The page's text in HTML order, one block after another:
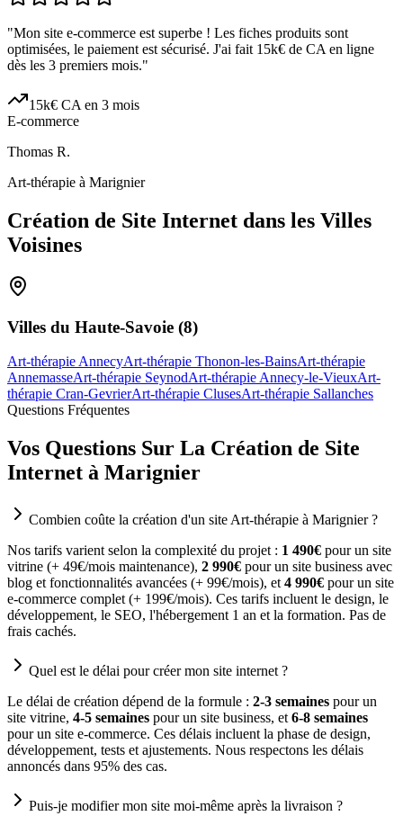
"Mon site e-commerce est superbe ! Les fiches produits sont
optimisées, le paiement est sécurisé. J'ai fait 15k€ de CA en ligne
dès les 3 premiers mois."
15k€ CA en 3 mois
E-commerce
Thomas R.
Art-thérapie à Marignier
Création de Site Internet dans les Villes
Voisines
Villes du Haute-Savoie (8)
Art-thérapie AnnecyArt-thérapie Thonon-les-BainsArt-thérapie
AnnemasseArt-thérapie SeynodArt-thérapie Annecy-le-VieuxArt-
thérapie Cran-GevrierArt-thérapie ClusesArt-thérapie Sallanches
Questions Fréquentes
Vos Questions Sur La Création de Site
Internet à Marignier
Combien coûte la création d'un site Art-thérapie à Marignier ?
Nos tarifs varient selon la complexité du projet : 1 490€ pour un site
vitrine (+ 49€/mois maintenance), 2 990€ pour un site business avec
blog et fonctionnalités avancées (+ 99€/mois), et 4 990€ pour un site
e-commerce complet (+ 199€/mois). Ces tarifs incluent le design, le
développement, le SEO, l'hébergement 1 an et la formation. Pas de
frais cachés.
Quel est le délai pour créer mon site internet ?
Le délai de création dépend de la formule : 2-3 semaines pour un
site vitrine, 4-5 semaines pour un site business, et 6-8 semaines
pour un site e-commerce. Ces délais incluent la phase de design,
développement, tests et ajustements. Nous respectons les délais
annoncés dans 95% des cas.
Puis-je modifier mon site moi-même après la livraison ?